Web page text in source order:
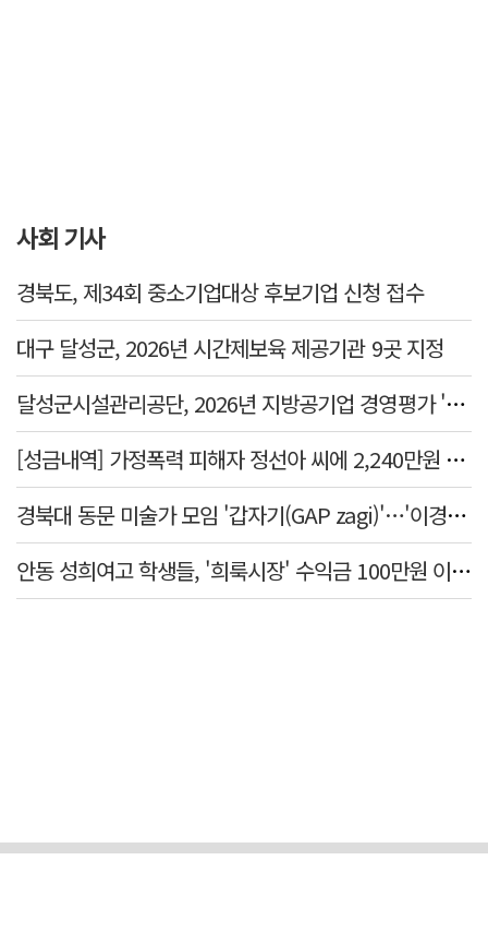
사회 기사
경북도, 제34회 중소기업대상 후보기업 신청 접수
대구 달성군, 2026년 시간제보육 제공기관 9곳 지정
달성군시설관리공단, 2026년 지방공기업 경영평가 '가등급' 최우수 달성
[성금내역] 가정폭력 피해자 정선아 씨에 2,240만원 전달
경북대 동문 미술가 모임 '갑자기(GAP zagi)'…'이경(移境):경계를 넘어, 경계너머' 전시
안동 성희여고 학생들, '희룩시장' 수익금 100만원 이웃돕기 성금으로